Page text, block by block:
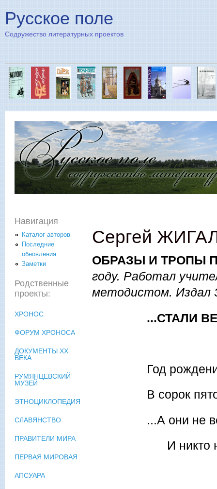
Русское поле
Содружество литературных проектов
Сергей
ОБРАЗЫ И ТРОПЫ
году. Работал
методистом. Издал
...СТАЛИ
Год
В сорок
...А они не
И никто
Навигация
Каталог авторов
Последние
обновления
Заметки
Родственные
проекты:
ХРОНОС
ФОРУМ ХРОНОСА
ДОКУМЕНТЫ XX
ВЕКА
РУМЯНЦЕВСКИЙ
МУЗЕЙ
ЭТНОЦИКЛОПЕДИЯ
СЛАВЯНСТВО
ПРАВИТЕЛИ МИРА
ПЕРВАЯ МИРОВАЯ
АПСУАРА